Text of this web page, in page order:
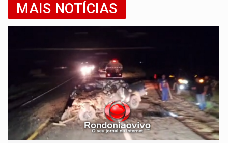
MAIS NOTÍCIAS